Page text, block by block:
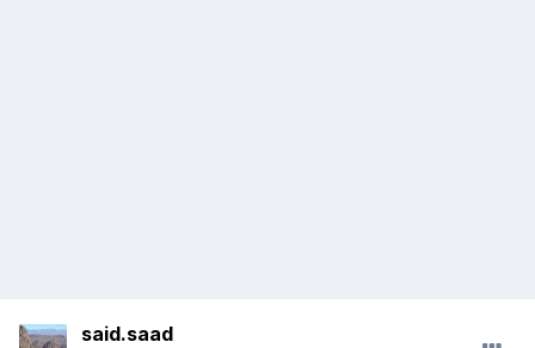
said.saad